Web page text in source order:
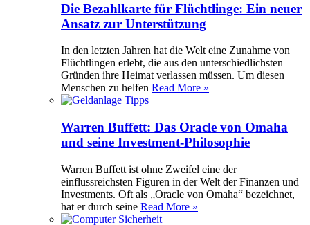
Die Bezahlkarte für Flüchtlinge: Ein neuer
Ansatz zur Unterstützung
In den letzten Jahren hat die Welt eine Zunahme von
Flüchtlingen erlebt, die aus den unterschiedlichsten
Gründen ihre Heimat verlassen müssen. Um diesen
Menschen zu helfen Read More »
Warren Buffett: Das Oracle von Omaha
und seine Investment-Philosophie
Warren Buffett ist ohne Zweifel eine der
einflussreichsten Figuren in der Welt der Finanzen und
Investments. Oft als „Oracle von Omaha“ bezeichnet,
hat er durch seine Read More »